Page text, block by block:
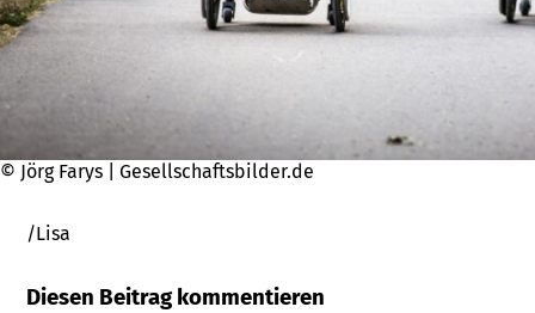
© Jörg Farys | Gesellschaftsbilder.de
/Lisa
Diesen Beitrag kommentieren